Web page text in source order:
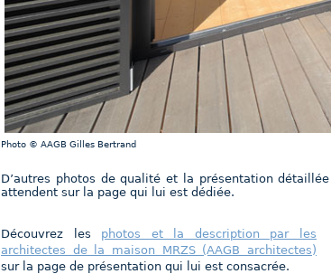
Photo © AAGB Gilles Bertrand
D’autres photos de qualité et la présentation
attendent sur la page qui lui est dédiée.
Découvrez les photos et la description par les
architectes de la maison MRZS (AAGB architectes)
sur la page de présentation qui lui est consacrée.